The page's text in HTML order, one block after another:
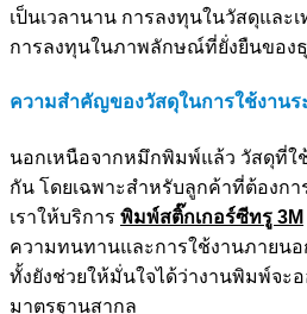
เป็นเวลานาน การลงทุนในวัสดุและ
การลงทุนในภาพลักษณ์ที่ยั่งยืนของ
ความสำคัญของวัสดุในการใช้งานร
นอกเหนือจากหมึกพิมพ์แล้ว วัสดุที่
กัน โดยเฉพาะสำหรับลูกค้าที่ต้องก
เราให้บริการ พิมพ์สติ๊กเกอร์ซีทรู 3M
ความทนทานและการใช้งานภายน
ทั้งยังช่วยให้มั่นใจได้ว่างานพิมพ์จ
มาตรฐานสากล